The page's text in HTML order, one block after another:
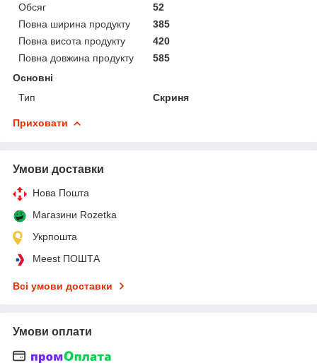
Обсяг
52
Повна ширина продукту
385
Повна висота продукту
420
Повна довжина продукту
585
Основні
Тип
Скриня
Приховати
Умови доставки
Нова Пошта
Магазини Rozetka
Укрпошта
Meest ПОШТА
Всі умови доставки
Умови оплати